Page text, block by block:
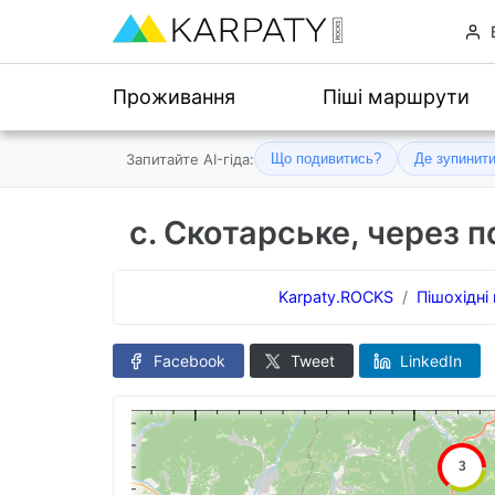
Проживання Піші маршрути
Запитайте AI-гіда: Що подивитись? Де
с. Скотарське, через
Karpaty.ROCKS
Facebook Tweet LinkedIn